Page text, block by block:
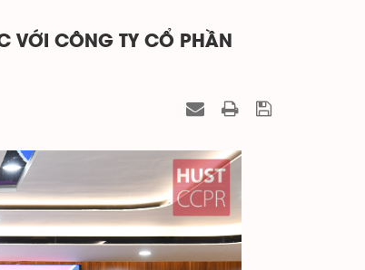
VỚI CÔNG TY CỔ PHẦN